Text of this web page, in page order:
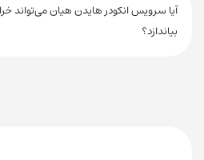
آیا سرویس انکودر هایدن هیان می‌تواند
بیاندازد؟